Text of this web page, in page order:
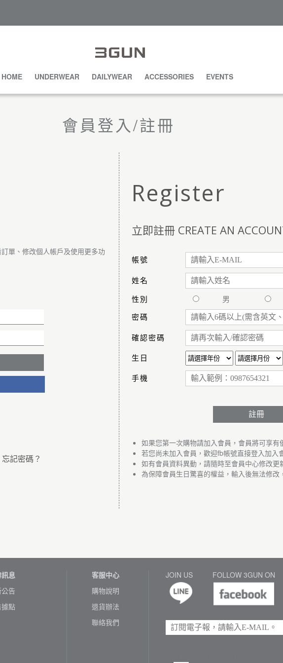
HOME UNDERWEAR DAILYWEAR ACCESSORIES EVENTS
會員登入/註冊
單、修改個人帳戶及使用更多功
忘記密碼？
Register
立即註冊 CREATE AN
帳號
姓名
性別
男
密碼
確認密碼
生日
手機
如果您第一次購物請加入會員，會員將可享有
若您尚未加入會員，歡迎fb帳號直接登入加入
如有會員資料異動，請隨時至會員中心修改更
為保障會員生日驚喜的權益，輸入後無法修改
息
告
點
客服中心
購物說明
退貨辦法
聯絡我們
JOIN US FOLLOW 3GUN ON